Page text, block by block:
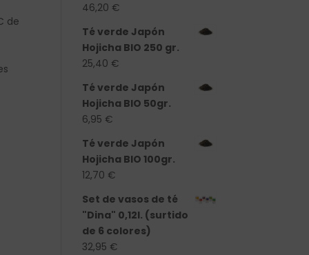
de
46,20 €
Té verde Japón
Hojicha BIO 250 gr.
25,40 €
Té verde Japón
Hojicha BIO 50gr.
6,95 €
Té verde Japón
Hojicha BIO 100gr.
12,70 €
Set de vasos de té
"Dina" 0,12l. (surtido
de 6 colores)
32,95 €